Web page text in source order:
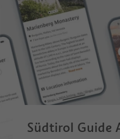
Südtirol Guide